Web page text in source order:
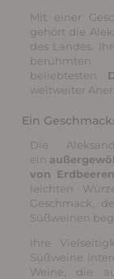
Mit einer
gehört die
des Landes.
berühmten
beliebtesten
weltweiter
Ein
Die
ein
von
leichten
Geschmack,
Süßweinen
Ihre
Süßweine
Weine, die